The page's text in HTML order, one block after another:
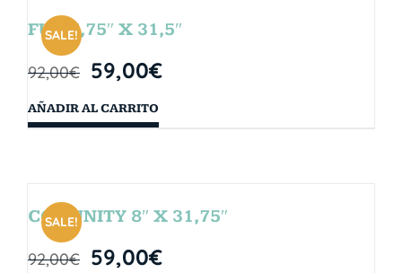
SALE!
FUN 7,75″ X 31,5″
92,00€ 59,00€
AÑADIR AL CARRITO
SALE!
COMUNITY 8″ X 31,75″
92,00€ 59,00€